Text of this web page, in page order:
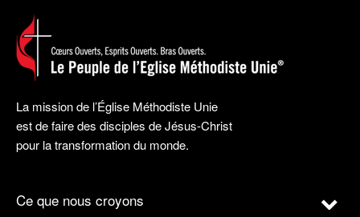
La mission de l’Église Méthodiste Unie
est de faire des disciples de Jésus-Christ
pour la transformation du monde.
Ce que nous croyons